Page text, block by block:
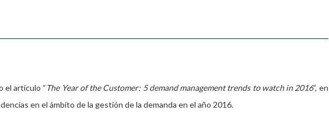
el artículo “The Year of the Customer: 5 demand management trends to watch in 2016”, en
en el ámbito de la gestión de la demanda en el año 2016.